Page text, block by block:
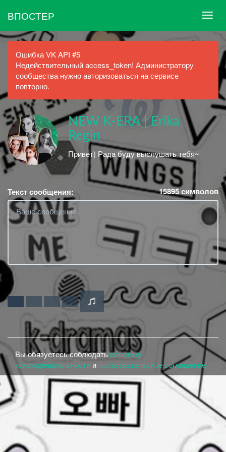
ВПОСТЕР
Ошибка VK API #5
Недействительный access_token! Администратору
сообщества нужно авторизоваться на сервисе
повторно.
NEW K-ERA | Erika
Regin
Привет) Рада буду выслушать тебя~
Текст сообщения: 15895символов
Вы обязуетесь соблюдатьполитику
конфиденциальности и пользовательское соглашение